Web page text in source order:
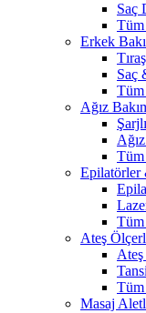
Saç
Tüm
Erkek
Saç
Ağız
Tüm
Epilatörler
Ateş
Masaj